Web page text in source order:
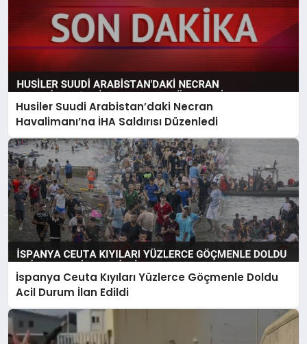
Husiler Suudi Arabistan’daki Necran
Havalimanı’na İHA Saldırısı Düzenledi
İspanya Ceuta Kıyıları Yüzlerce Göçmenle Doldu
Acil Durum İlan Edildi